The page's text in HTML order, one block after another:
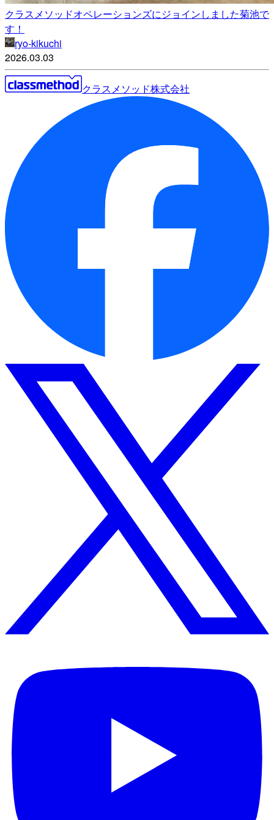
クラスメソッドオペレーションズにジョインしました菊池で
す！
ryo-kikuchi
2026.03.03
クラスメソッド株式会社